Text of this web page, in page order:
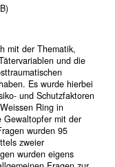
mit der Thematik,
und die
Es wurde hierbei
und Schutzfaktoren
Ring in
Gewaltopfer mit der
wurden 95
zweier
wurden eigens